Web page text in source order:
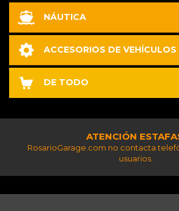
NÁUTICA
ACCESORIOS DE VEHÍCULOS
DE TODO
ATENCIÓN
RosarioGarage.com no contacta
usuarios.